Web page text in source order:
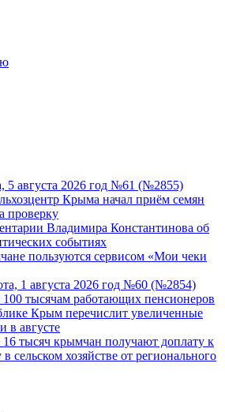
5 августа 2026 год №61 (№2855)
Крыма начал приём семян
проверку
Владимира Константинова об
событиях
пользуются сервисом «Мои чеки
1 августа 2026 год №60 (№2854)
100 тысячам работающих пенсионеров
Крым перечислит увеличенные
в августе
16 тысяч крымчан получают доплату к
сельском хозяйстве от регионального